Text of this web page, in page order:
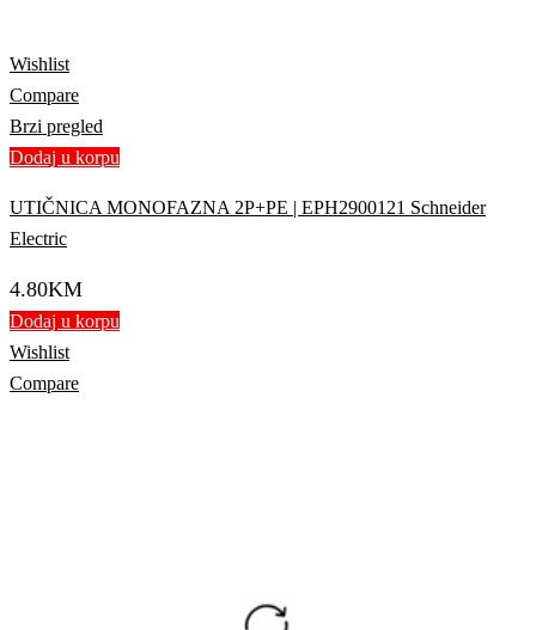
Wishlist
Compare
Brzi pregled
Dodaj u korpu
UTIČNICA MONOFAZNA 2P+PE | EPH2900121 Schneider
Electric
4.80KM
Dodaj u korpu
Wishlist
Compare